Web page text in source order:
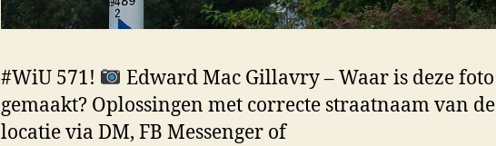
#WiU 571!
Edward Mac Gillavry – Waar is deze foto
gemaakt? Oplossingen met correcte straatnaam van de
locatie via DM, FB Messenger of